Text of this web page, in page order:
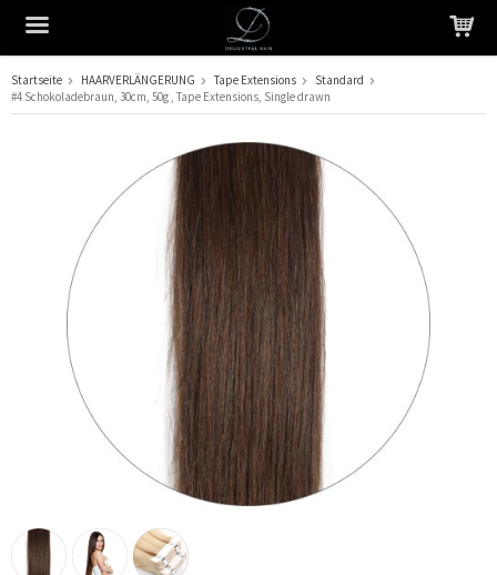
Das Produkt wurde in Ihren Warenkorb gelegt
Startseite HAARVERLÄNGERUNG Tape Extensions
Standard
#4 Schokoladebraun, 30cm, 50g , Tape Extensions, Single drawn